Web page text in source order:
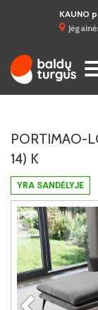
KAUNO
YRA SANDĖLYJE
PORTIMAO-
14) K